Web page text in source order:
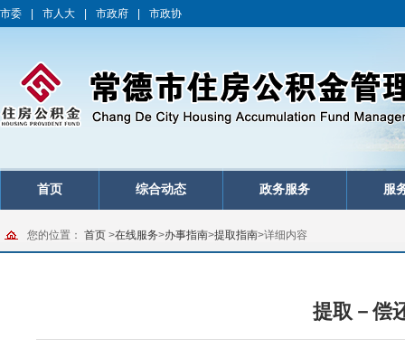
市委 市人大 市政府 市政协
首页 综合动态 政务服务 服
您的位置： 首页 >在线服务>办事指南>提取指南>详细内容
提取－偿